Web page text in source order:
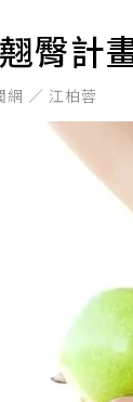
臀計
網 ／ 江柏蓉